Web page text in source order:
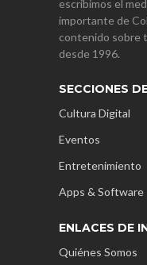
escribimos el
importante de
contenido sobre
desde 1996.
SECCIONES
Cultura Digital
Eventos
Entretenimiento
Apps & Software
ENLACES DE
Quiénes Somos